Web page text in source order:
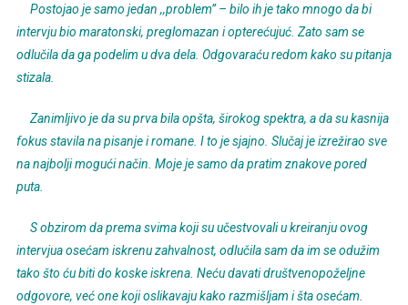
Postojao je samo jedan ,,problem” – bilo ih je tako mnogo da bi
intervju bio maratonski, preglomazan i opterećujuć. Zato sam se
odlučila da ga podelim u dva dela. Odgovaraću redom kako su pitanja
stizala.
Zanimljivo je da su prva bila opšta, širokog spektra, a da su kasnija
fokus stavila na pisanje i romane. I to je sjajno. Slučaj je izrežirao sve
na najbolji mogući način. Moje je samo da pratim znakove pored
puta.
S obzirom da prema svima koji su učestvovali u kreiranju ovog
intervjua osećam iskrenu zahvalnost, odlučila sam da im se odužim
tako što ću biti do koske iskrena. Neću davati društvenopoželjne
odgovore, već one koji oslikavaju kako razmišljam i šta osećam.